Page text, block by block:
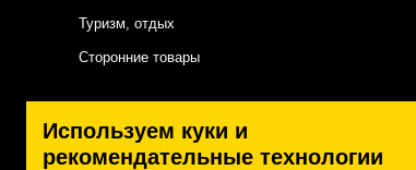
Туризм, отдых
Сторонние товары
Используем куки и
рекомендательные технологии